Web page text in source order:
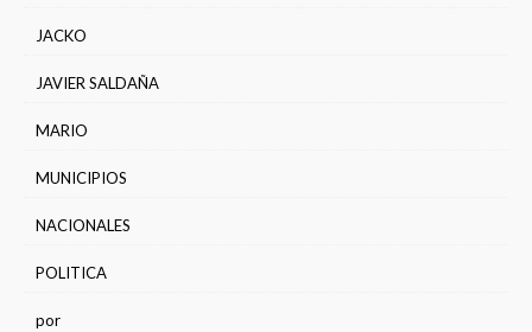
JACKO
JAVIER SALDAÑA
MARIO
MUNICIPIOS
NACIONALES
POLITICA
por